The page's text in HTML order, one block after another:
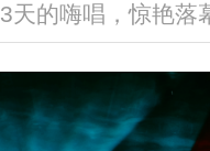
天的嗨唱，惊艳落